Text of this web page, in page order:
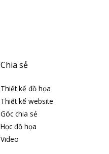
Chia sẻ
Thiết kế đồ họa
Thiết kế website
Góc chia sẻ
Học đồ họa
Video